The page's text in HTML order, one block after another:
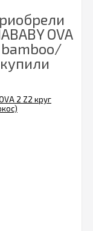
OVA
bamboo/
2 Z2 круг